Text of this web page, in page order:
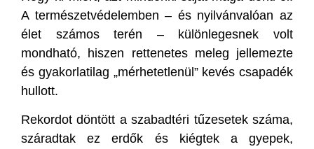
A természetvédelemben – és nyilvánvalóan az
élet számos terén – különlegesnek volt
mondható, hiszen rettenetes meleg jellemezte
és gyakorlatilag „mérhetetlenül” kevés csapadék
hullott.
Rekordot döntött a szabadtéri tűzesetek száma,
száradtak ez erdők és kiégtek a gyepek,